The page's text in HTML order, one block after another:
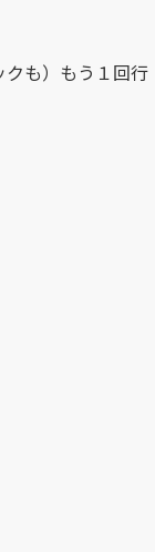
クも）もう１回行